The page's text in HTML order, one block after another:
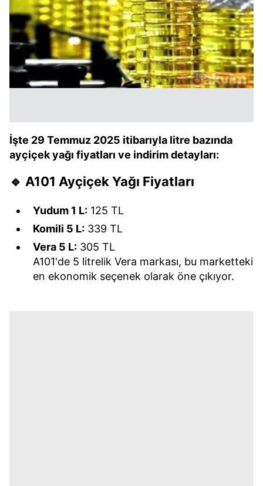
İşte 29 Temmuz 2025 itibarıyla litre bazında
ayçiçek yağı fiyatları ve indirim detayları:
🔹 A101 Ayçiçek Yağı Fiyatları
Yudum 1 L: 125 TL
Komili 5 L: 339 TL
Vera 5 L: 305 TL
A101'de 5 litrelik Vera markası, bu marketteki
en ekonomik seçenek olarak öne çıkıyor.